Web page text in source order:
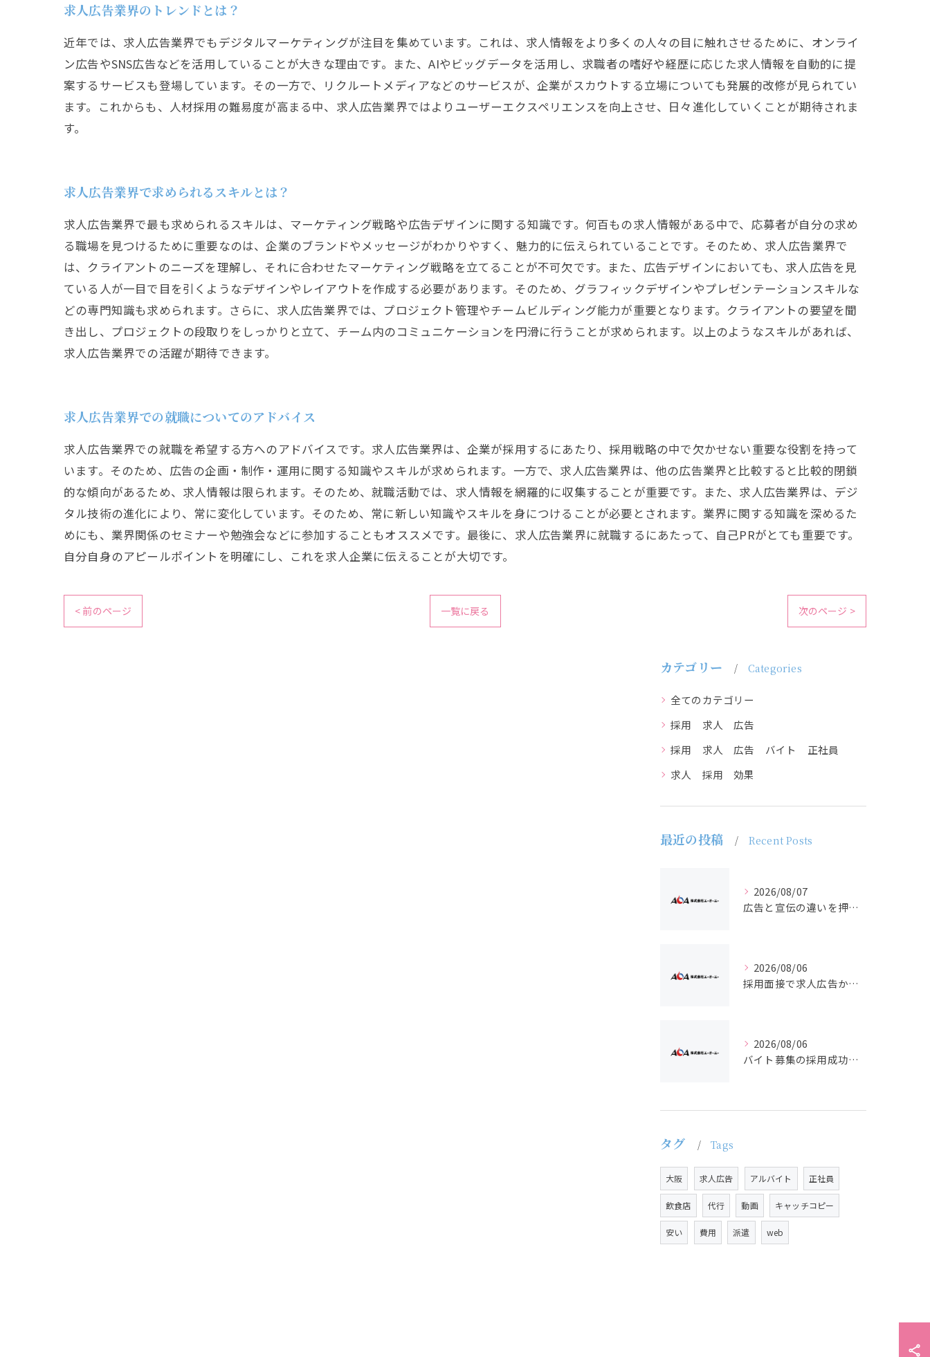
求人広告業界のトレンドとは？
近年では、求人広告業界でもデジタルマーケティングが注目を集めています。これは、求人情報をより多くの人々の目に触れさせるために、オンライ
ン広告やSNS広告などを活用していることが大きな理由です。また、AIやビッグデータを活用し、求職者の嗜好や経歴に応じた求人情報を自動的に提
案するサービスも登場しています。その一方で、リクルートメディアなどのサービスが、企業がスカウトする立場についても発展的改修が見られてい
ます。これからも、人材採用の難易度が高まる中、求人広告業界ではよりユーザーエクスペリエンスを向上させ、日々進化していくことが期待されま
す。
求人広告業界で求められるスキルとは？
求人広告業界で最も求められるスキルは、マーケティング戦略や広告デザインに関する知識です。何百もの求人情報がある中で、応募者が自分の求め
る職場を見つけるために重要なのは、企業のブランドやメッセージがわかりやすく、魅力的に伝えられていることです。そのため、求人広告業界で
は、クライアントのニーズを理解し、それに合わせたマーケティング戦略を立てることが不可欠です。また、広告デザインにおいても、求人広告を見
ている人が一目で目を引くようなデザインやレイアウトを作成する必要があります。そのため、グラフィックデザインやプレゼンテーションスキルな
どの専門知識も求められます。さらに、求人広告業界では、プロジェクト管理やチームビルディング能力が重要となります。クライアントの要望を聞
き出し、プロジェクトの段取りをしっかりと立て、チーム内のコミュニケーションを円滑に行うことが求められます。以上のようなスキルがあれば、
求人広告業界での活躍が期待できます。
求人広告業界での就職についてのアドバイス
求人広告業界での就職を希望する方へのアドバイスです。求人広告業界は、企業が採用するにあたり、採用戦略の中で欠かせない重要な役割を持って
います。そのため、広告の企画・制作・運用に関する知識やスキルが求められます。一方で、求人広告業界は、他の広告業界と比較すると比較的閉鎖
的な傾向があるため、求人情報は限られます。そのため、就職活動では、求人情報を網羅的に収集することが重要です。また、求人広告業界は、デジ
タル技術の進化により、常に変化しています。そのため、常に新しい知識やスキルを身につけることが必要とされます。業界に関する知識を深めるた
めにも、業界関係のセミナーや勉強会などに参加することもオススメです。最後に、求人広告業界に就職するにあたって、自己PRがとても重要です。
自分自身のアピールポイントを明確にし、これを求人企業に伝えることが大切です。
< 前のページ 一覧に戻る 次のページ >
カテゴリー Categories
全てのカテゴリー
採用 求人 広告
採用 求人 広告 バイト 正社員
求人 採用 効果
最近の投稿 Recent Posts
2026/08/07
広告と宣伝の違いを押さえた採用求人戦略とバイト正社員獲得の実務ポイント
2026/08/06
採用面接で求人広告からバイト・正社員適材を見抜く質問設計と受け答え対策
2026/08/06
バイト募集の採用成功へ求人広告で知っておきたい正社員との違いと選び方
タグ Tags
大阪 求人広告 アルバイト 正社員
飲食店 代行 動画 キャッチコピー
安い 費用 派遣 web